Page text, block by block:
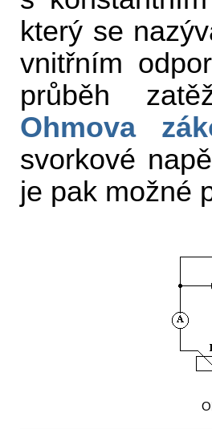
který se
vnitřním
průběh
Ohmova
svorkové
je pak možné